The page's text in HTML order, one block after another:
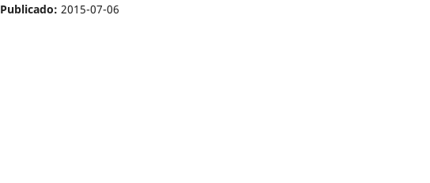
Publicado: 2015-07-06